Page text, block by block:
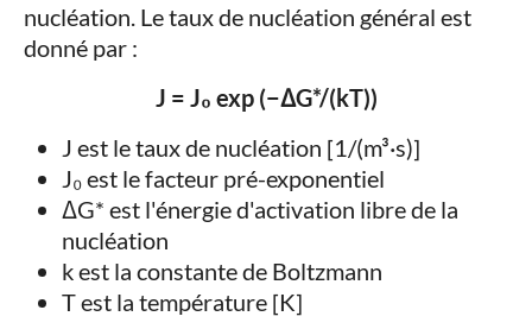
nucléation. Le taux de nucléation général est
donné par :
J = J₀ exp (−ΔG*/(kT))
J est le taux de nucléation [1/(m³·s)]
J₀ est le facteur pré-exponentiel
ΔG* est l'énergie d'activation libre de la
nucléation
k est la constante de Boltzmann
T est la température [K]